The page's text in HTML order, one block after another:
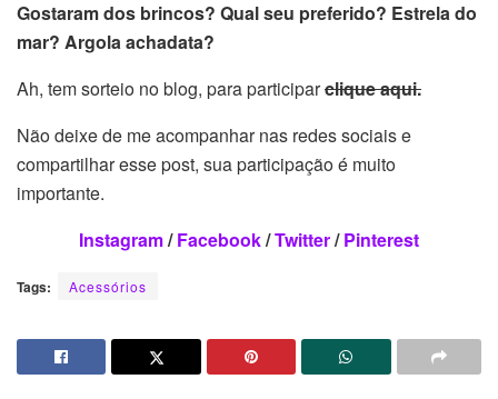
Gostaram dos brincos? Qual seu preferido? Estrela do
mar? Argola achadata?
Ah, tem sorteio no blog, para participarclique aqui.
Não deixe de me acompanhar nas redes sociais e
compartilhar esse post, sua participação é muito
importante.
Instagram/Facebook/Twitter/Pinterest
Tags: Acessórios